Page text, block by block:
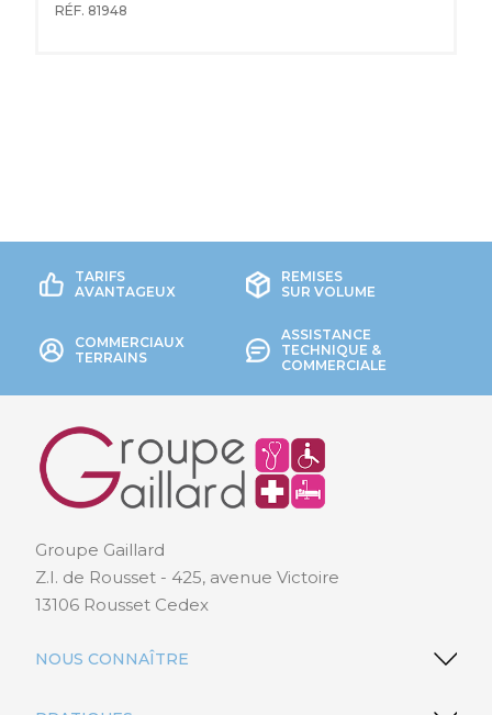
RÉF. 81948
TARIFS
AVANTAGEUX
REMISES
SUR VOLUME
COMMERCIAUX
TERRAINS
ASSISTANCE
TECHNIQUE &
COMMERCIALE
Groupe Gaillard
Z.I. de Rousset - 425, avenue Victoire
13106 Rousset Cedex
NOUS CONNAÎTRE